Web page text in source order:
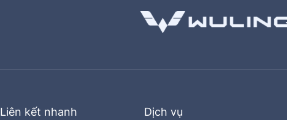
Liên kết nhanh Dịch vụ